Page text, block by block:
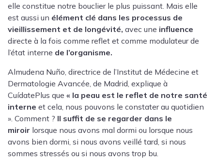
elle constitue notre bouclier le plus puissant. Mais elle
est aussi un élément clé dans les processus de
vieillissement et de longévité, avec une influence
directe à la fois comme reflet et comme modulateur de
l’état interne de l’organisme.
Almudena Nuño , directrice de l’Institut de Médecine et
Dermatologie Avancée, de Madrid, explique à
CuídatePlus que « la peau est le reflet de notre santé
interne et cela, nous pouvons le constater au quotidien
». Comment ? Il suffit de se regarder dans le
miroir lorsque nous avons mal dormi ou lorsque nous
avons bien dormi, si nous avons veillé tard, si nous
sommes stressés ou si nous avons trop bu.